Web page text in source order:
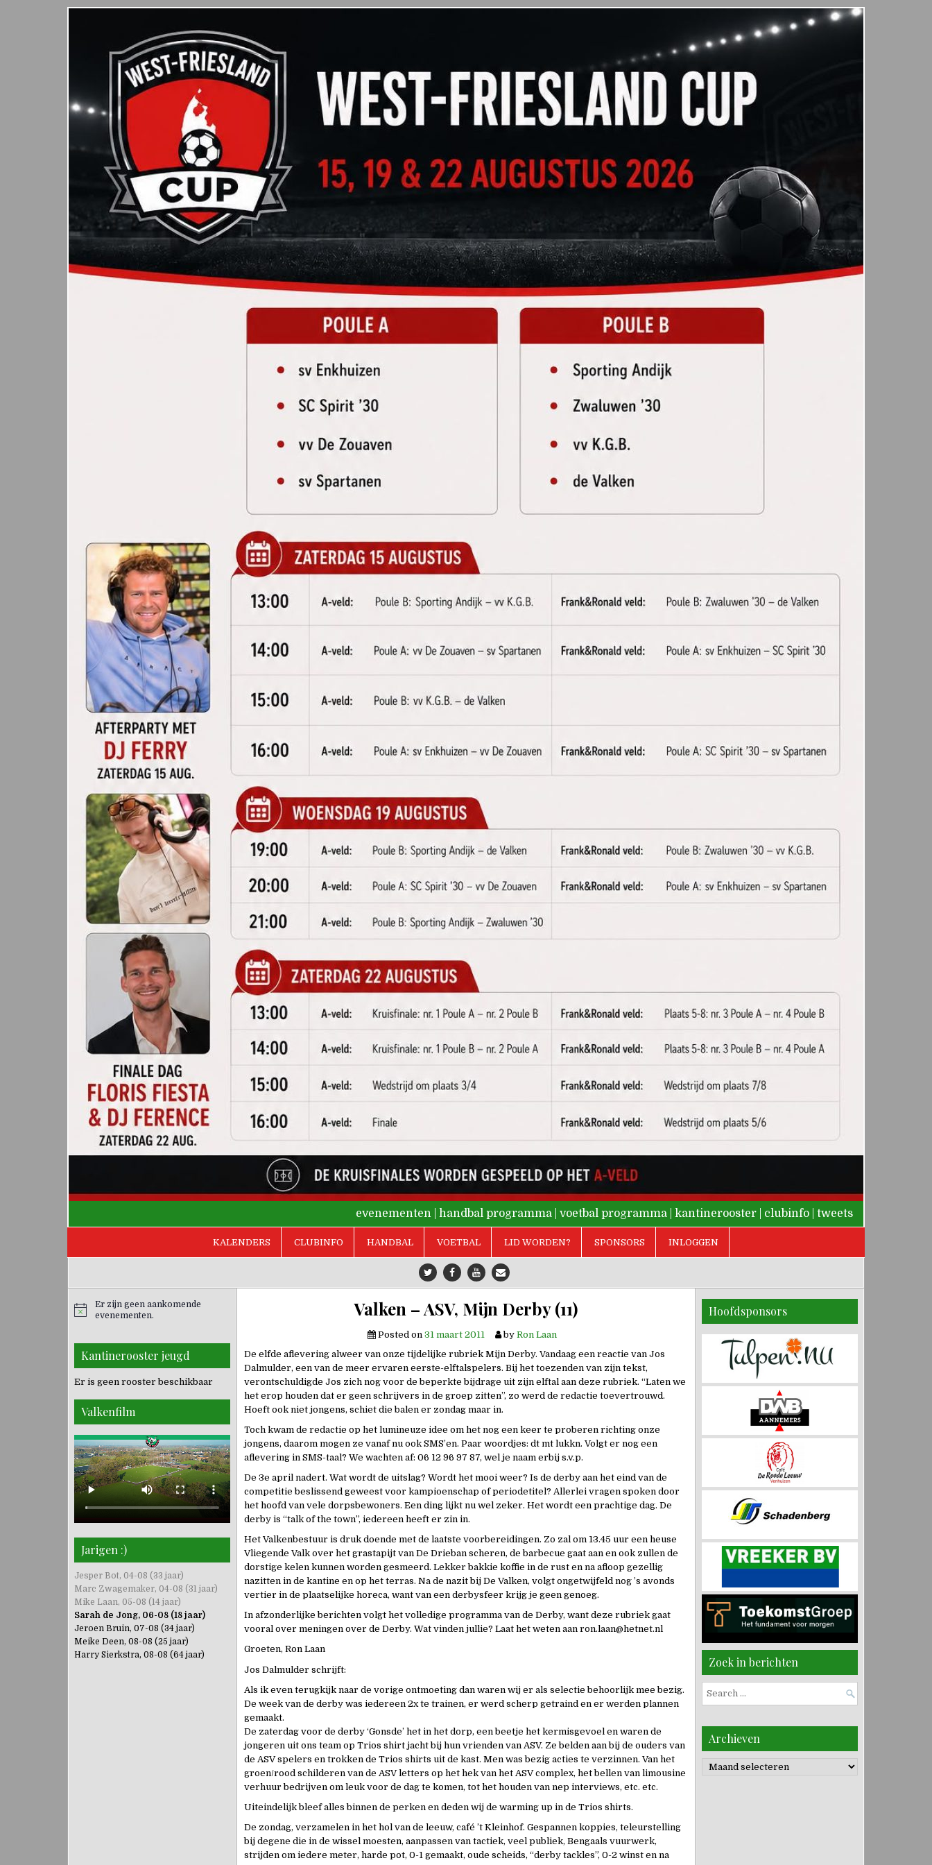
evenementen handbal programma voetbal programma kantinerooster clubinfo tweets
KALENDERS CLUBINFO HANDBAL VOETBAL LID WORDEN? SPONSORS INLOGGEN
Valken – ASV, Mijn Derby (11)
Posted on 31 maart 2011 by Ron Laan
De elfde aflevering alweer van onze tijdelijke rubriek Mijn Derby. Vandaag een reactie van Jos
Dalmulder, een van de meer ervaren eerste-elftalspelers. Bij het toezenden van zijn tekst,
verontschuldigde Jos zich nog voor de beperkte bijdrage uit zijn elftal aan deze rubriek. “Laten we
het erop houden dat er geen schrijvers in de groep zitten”, zo werd de redactie toevertrouwd.
Hoeft ook niet jongens, schiet die balen er zondag maar in.
Toch kwam de redactie op het lumineuze idee om het nog een keer te proberen richting onze
jongens, daarom mogen ze vanaf nu ook SMS’en. Paar woordjes: dt mt lukkn. Volgt er nog een
aflevering in SMS-taal? We wachten af: 06 12 96 97 87, wel je naam erbij s.v.p.
De 3e april nadert. Wat wordt de uitslag? Wordt het mooi weer? Is de derby aan het eind van de
competitie beslissend geweest voor kampioenschap of periodetitel? Allerlei vragen spoken door
het hoofd van vele dorpsbewoners. Een ding lijkt nu wel zeker. Het wordt een prachtige dag. De
derby is “talk of the town”, iedereen heeft er zin in.
Het Valkenbestuur is druk doende met de laatste voorbereidingen. Zo zal om 13.45 uur een heuse
Vliegende Valk over het grastapijt van De Drieban scheren, de barbecue gaat aan en ook zullen de
dorstige kelen kunnen worden gesmeerd. Lekker bakkie koffie in de rust en na afloop gezellig
nazitten in de kantine en op het terras. Na de nazit bij De Valken, volgt ongetwijfeld nog ’s avonds
vertier in de plaatselijke horeca, want van een derbysfeer krijg je geen genoeg.
In afzonderlijke berichten volgt het volledige programma van de Derby, want deze rubriek gaat
vooral over meningen over de Derby. Wat vinden jullie? Laat het weten aan ron.laan@hetnet.nl
Groeten, Ron Laan
Jos Dalmulder schrijft:
Als ik even terugkijk naar de vorige ontmoeting dan waren wij er als selectie behoorlijk mee bezig.
De week van de derby was iedereen 2x te trainen, er werd scherp getraind en er werden plannen
gemaakt.
De zaterdag voor de derby ‘Gonsde’ het in het dorp, een beetje het kermisgevoel en waren de
jongeren uit ons team op Trios shirt jacht bij hun vrienden van ASV. Ze belden aan bij de ouders van
de ASV spelers en trokken de Trios shirts uit de kast. Men was bezig acties te verzinnen. Van het
groen/rood schilderen van de ASV letters op het hek van het ASV complex, het bellen van limousine
verhuur bedrijven om leuk voor de dag te komen, tot het houden van nep interviews, etc. etc.
Uiteindelijk bleef alles binnen de perken en deden wij de warming up in de Trios shirts.
De zondag, verzamelen in het hol van de leeuw, café ’t Kleinhof. Gespannen koppies, teleurstelling
bij degene die in de wissel moesten, aanpassen van tactiek, veel publiek, Bengaals vuurwerk,
strijden om iedere meter, harde pot, 0-1 gemaakt, oude scheids, “derby tackles”, 0-2 winst en na
Er zijn geen aankomende
evenementen.
Kantinerooster jeugd
Er is geen rooster beschikbaar
Valkenfilm
Jarigen :)
Jesper Bot, 04-08 (33 jaar)
Marc Zwagemaker, 04-08 (31 jaar)
Mike Laan, 05-08 (14 jaar)
Sarah de Jong, 06-08 (18 jaar)
Jeroen Bruin, 07-08 (34 jaar)
Meike Deen, 08-08 (25 jaar)
Harry Sierkstra, 08-08 (64 jaar)
Hoofdsponsors
Zoek in berichten
Search
for:
Archieven
Archieven